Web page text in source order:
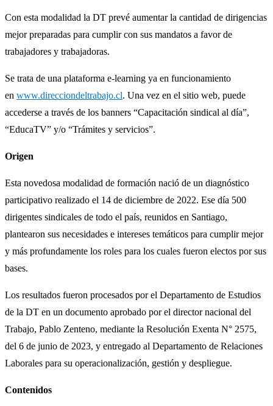
Con esta modalidad la DT prevé aumentar la cantidad de dirigencias
mejor preparadas para cumplir con sus mandatos a favor de
trabajadores y trabajadoras.
Se trata de una plataforma e-learning ya en funcionamiento
en www.direcciondeltrabajo.cl. Una vez en el sitio web, puede
accederse a través de los banners “Capacitación sindical al día”,
“EducaTV” y/o “Trámites y servicios”.
Origen
Esta novedosa modalidad de formación nació de un diagnóstico
participativo realizado el 14 de diciembre de 2022. Ese día 500
dirigentes sindicales de todo el país, reunidos en Santiago,
plantearon sus necesidades e intereses temáticos para cumplir mejor
y más profundamente los roles para los cuales fueron electos por sus
bases.
Los resultados fueron procesados por el Departamento de Estudios
de la DT en un documento aprobado por el director nacional del
Trabajo, Pablo Zenteno, mediante la Resolución Exenta N° 2575,
del 6 de junio de 2023, y entregado al Departamento de Relaciones
Laborales para su operacionalización, gestión y despliegue.
Contenidos